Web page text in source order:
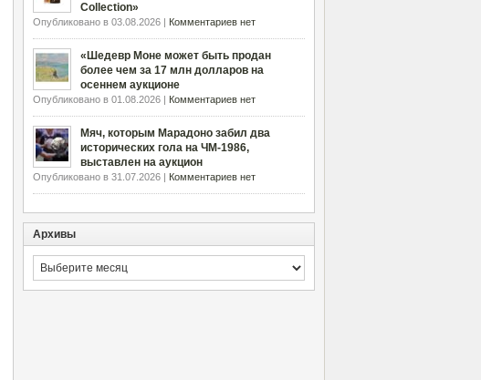
Collection»
Опубликовано в 03.08.2026 | Комментариев нет
«Шедевр Моне может быть продан
более чем за 17 млн долларов на
осеннем аукционе
Опубликовано в 01.08.2026 | Комментариев нет
Мяч, которым Марадоно забил два
исторических гола на ЧМ-1986,
выставлен на аукцион
Опубликовано в 31.07.2026 | Комментариев нет
Архивы
Архивы